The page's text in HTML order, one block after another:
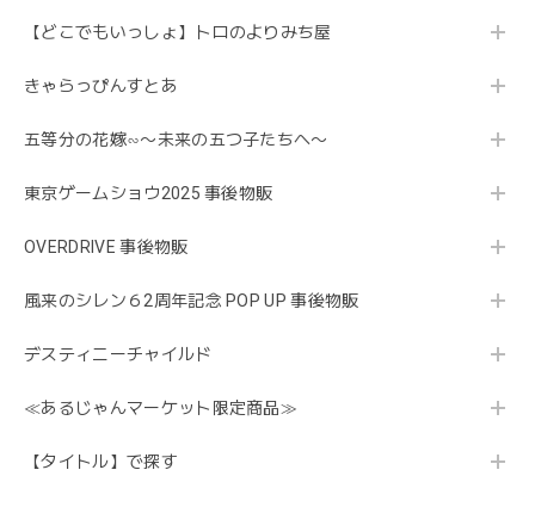
【どこでもいっしょ】トロのよりみち屋
きゃらっぴんすとあ
五等分の花嫁∽〜未来の五つ子たちへ〜
東京ゲームショウ2025 事後物販
OVERDRIVE 事後物販
風来のシレン６2周年記念 POP UP 事後物販
デスティニーチャイルド
≪あるじゃんマーケット限定商品≫
【タイトル】で探す